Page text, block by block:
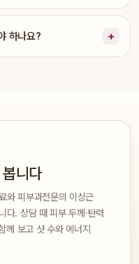
하나요?
니다
와 피부과전문의 이상근
다. 상담 때 피부 두께·탄력
께 보고 샷 수와 에너지